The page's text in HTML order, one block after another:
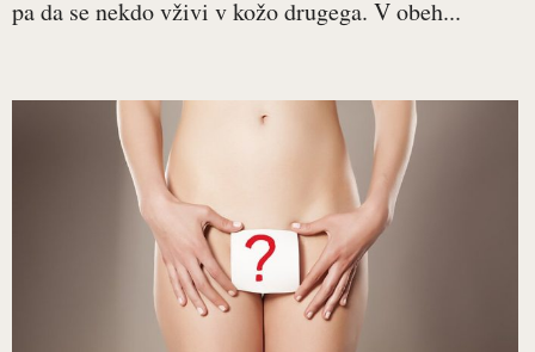
pa da se nekdo vživi v kožo drugega. V obeh...